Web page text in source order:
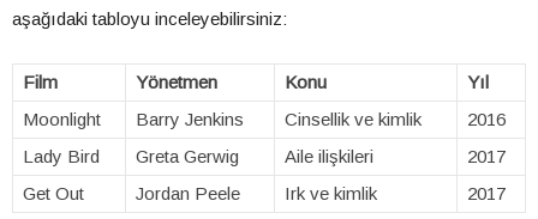
aşağıdaki tabloyu inceleyebilirsiniz:
Film Yönetmen Konu
Yıl
Moonlight
Barry Jenkins Cinsellik ve kimlik
2016
Lady Bird
Greta Gerwig Aile ilişkileri
2017
Get Out
Jordan Peele Irk ve kimlik 2017